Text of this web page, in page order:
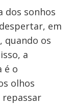
dos sonhos
em
quando os
a
é o
olhos